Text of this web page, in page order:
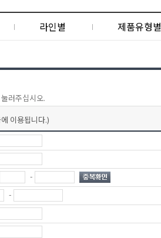
라인별 제품유형별
러주십시오.
이용됩니다.)
-
-